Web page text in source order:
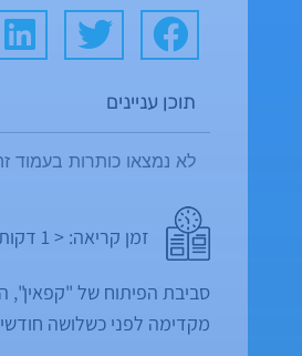
תוכן עניינים
לא נמצאו כותרות בעמוד
זמן קריאה: < 1
סביבת הפיתוח של
מקדימה לפני כשלושה